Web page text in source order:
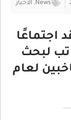
News
, الأخبار
اجتماعًا
لبحث
لعام